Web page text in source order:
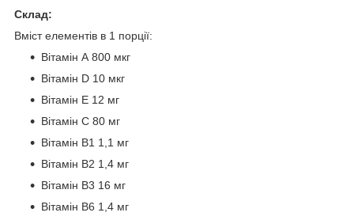
Склад:
Вміст елементів в 1 порції:
Вітамін А 800 мкг
Вітамін D 10 мкг
Вітамін Е 12 мг
Вітамін С 80 мг
Вітамін B1 1,1 мг
Вітамін В2 1,4 мг
Вітамін В3 16 мг
Вітамін B6 1,4 мг